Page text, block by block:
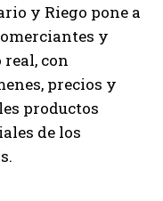
y Riego pone a
y
con
precios y
productos
de los